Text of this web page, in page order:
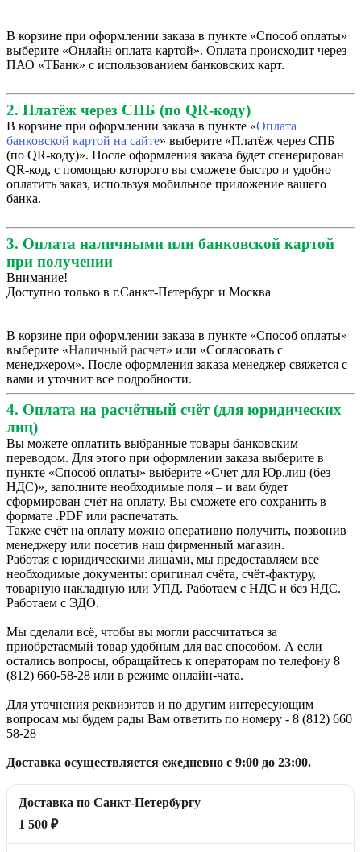
В корзине при оформлении заказа в пункте «Способ оплаты»
выберите «Онлайн оплата картой». Оплата происходит через
ПАО «ТБанк» с использованием банковских карт.
2. Платёж через СПБ (по QR-коду)
В корзине при оформлении заказа в пункте «Оплата
банковской картой на сайте» выберите «Платёж через СПБ
(по QR-коду)». После оформления заказа будет сгенерирован
QR-код, с помощью которого вы сможете быстро и удобно
оплатить заказ, используя мобильное приложение вашего
банка.
3. Оплата наличными или банковской картой
при получении
Внимание!
Доступно только в г.Санкт-Петербург и Москва
В корзине при оформлении заказа в пункте «Способ оплаты»
выберите «Наличный расчет» или «Согласовать с
менеджером». После оформления заказа менеджер свяжется с
вами и уточнит все подробности.
4. Оплата на расчётный счёт (для юридических
лиц)
Вы можете оплатить выбранные товары банковским
переводом. Для этого при оформлении заказа выберите в
пункте «Способ оплаты» выберите «Счет для Юр.лиц (без
НДС)», заполните необходимые поля – и вам будет
сформирован счёт на оплату. Вы сможете его сохранить в
формате .PDF или распечатать.
Также счёт на оплату можно оперативно получить, позвонив
менеджеру или посетив наш фирменный магазин.
Работая с юридическими лицами, мы предоставляем все
необходимые документы: оригинал счёта, счёт-фактуру,
товарную накладную или УПД. Работаем с НДС и без НДС.
Работаем с ЭДО.
Мы сделали всё, чтобы вы могли рассчитаться за
приобретаемый товар удобным для вас способом. А если
остались вопросы, обращайтесь к операторам по телефону 8
(812) 660-58-28 или в режиме онлайн-чата.
Для уточнения реквизитов и по другим интересующим
вопросам мы будем рады Вам ответить по номеру - 8 (812) 660
58-28
Доставка осуществляется ежедневно с 9:00 до 23:00.
Доставка по Санкт-Петербургу
1 500 ₽